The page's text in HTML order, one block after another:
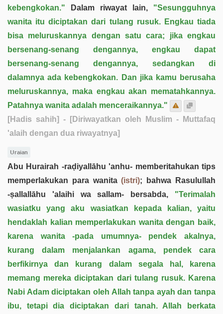
kebengkokan." Dalam riwayat lain, "Sesungguhnya
wanita itu diciptakan dari tulang rusuk. Engkau tiada
bisa meluruskannya dengan satu cara; jika engkau
bersenang-senang dengannya, engkau dapat
bersenang-senang dengannya, sedangkan di
dalamnya ada kebengkokan. Dan jika kamu berusaha
meluruskannya, maka engkau akan mematahkannya.
Patahnya wanita adalah menceraikannya."
[Hadis sahih] - [Diriwayatkan oleh Muslim - Muttafaq
'alaih dengan dua riwayatnya]
Uraian
Abu Hurairah -raḍiyallāhu 'anhu- memberitahukan tips
memperlakukan para wanita(istri); bahwa Rasulullah
-ṣallallāhu 'alaihi wa sallam- bersabda, "Terimalah
wasiatku yang aku wasiatkan kepada kalian, yaitu
hendaklah kalian memperlakukan wanita dengan baik,
karena wanita -pada umumnya- pendek akalnya,
kurang dalam menjalankan agama, pendek cara
berfikirnya dan kurang dalam segala hal, karena
memang mereka diciptakan dari tulang rusuk. Karena
Nabi Adam diciptakan oleh Allah tanpa ayah dan tanpa
ibu, tetapi dia diciptakan dari tanah. Allah berkata